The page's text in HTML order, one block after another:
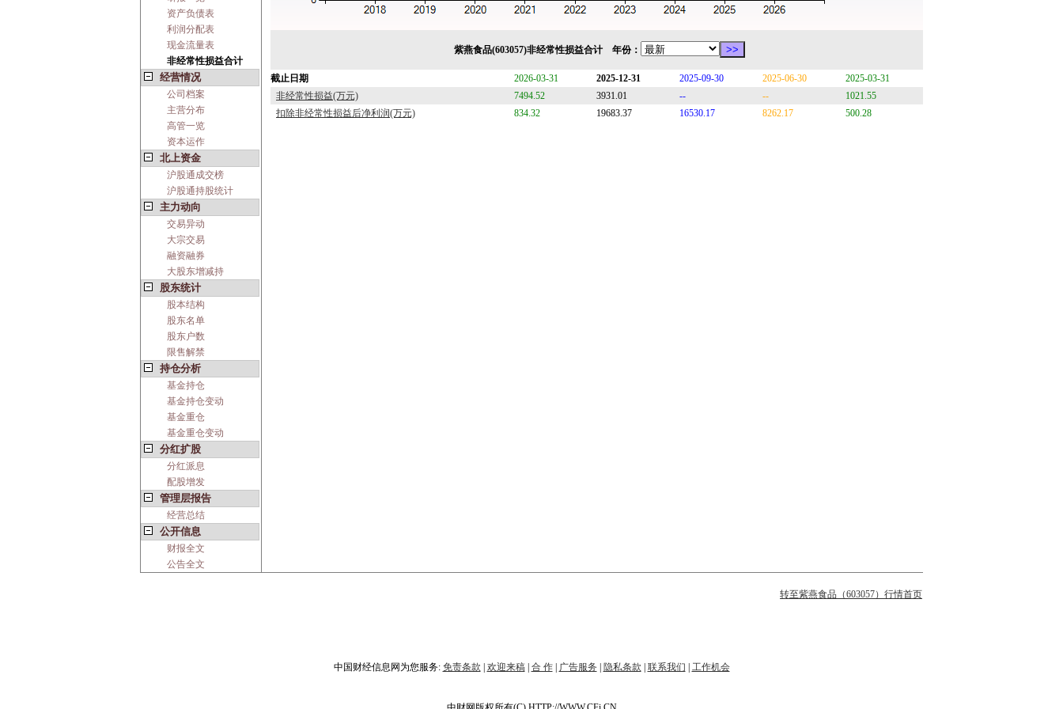
资产负债表
利润分配表
现金流量表
非经常性损益合计
经营情况
公司档案
主营分布
高管一览
资本运作
北上资金
沪股通成交榜
沪股通持股统计
主力动向
交易异动
大宗交易
融资融券
大股东增减持
股东统计
股本结构
股东名单
股东户数
限售解禁
持仓分析
基金持仓
基金持仓变动
基金重仓
基金重仓变动
分红扩股
分红派息
配股增发
管理层报告
经营总结
公开信息
财报全文
公告全文
紫燕食品(603057)非经常性损益合计 年份：
截止日期 2026-03-31 2025-12-31 2025-09-30 2025-06-30
2025-03-31
非经常性损益(万元)
7494.52 3931.01 -- --
1021.55
扣除非经常性损益后净利润(万元)
834.32 19683.37 16530.17 8262.17 500.28
转至紫燕食品（603057）行情首页
中国财经信息网为您服务: 免责条款 欢迎来稿| 合 作| 广告服务 隐私条款 联系我们 工作机会